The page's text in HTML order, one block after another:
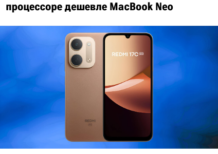
процессоре дешевле MacBook Neo